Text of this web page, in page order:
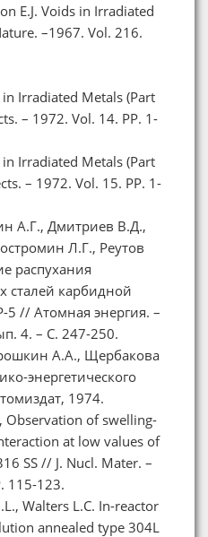
E.J. Voids in Irradiated
–1967. Vol. 216.
Irradiated Metals (Part
– 1972. Vol. 14. PP. 1-
Irradiated Metals (Part
– 1972. Vol. 15. PP. 1-
А.Г., Дмитриев В.Д.,
Л.Г., Реутов
распухания
сталей карбидной
5 // Атомная энергия. –
4. – С. 247-250.
А.А., Щербакова
энергетического
1974.
Observation of swelling-
at low values of
SS // J. Nucl. Mater. –
115-123.
Walters L.C. In-reactor
annealed type 304L